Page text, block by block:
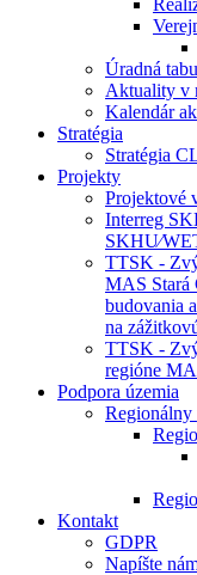
Úradná
Aktuality v
Kalendár
Stratégia
Stratégia
Projekty
Projektové
Interreg
TTSK -
MAS Stará
budovania
na
TTSK -
regióne
Podpora územia
Regionálny
Kontakt
GDPR
Napíšte